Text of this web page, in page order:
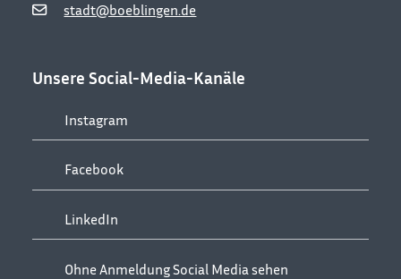
stadt@boeblingen.de
Unsere Social-Media-Kanäle
Instagram
Facebook
LinkedIn
Ohne Anmeldung Social Media sehen